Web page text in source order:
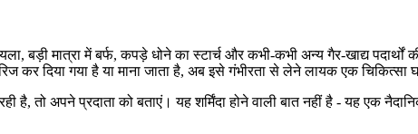
बड़ी मात्रा में बर्फ, कपड़े धोने का स्टार्च और कभी-कभी अन्य गैर-खाद्य पदार्थों
दिया गया है या माना जाता है, अब इसे गंभीरता से लेने लायक एक चिकित्सा
है, तो अपने प्रदाता को बताएं। यह शर्मिंदा होने वाली बात नहीं है - यह एक